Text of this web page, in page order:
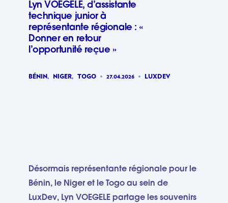
Lyn VOEGELE, d’assistante
technique junior à
représentante régionale : «
Donner en retour
l’opportunité reçue »
BÉNIN, NIGER, TOGO 27.04.2026 LUXDEV
Désormais représentante régionale pour le
Bénin, le Niger et le Togo au sein de
LuxDev, Lyn VOEGELE partage les souvenirs